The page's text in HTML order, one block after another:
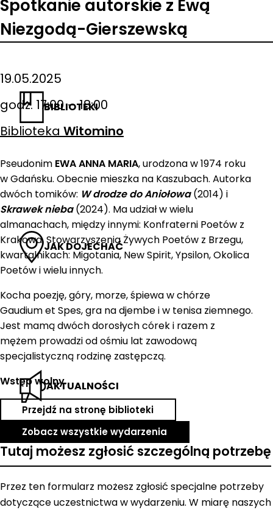
BIBLIOTEKI
JAK DOJECHAĆ
AKTUALNOŚCI
Spotkanie autorskie z Ewą
Niezgodą-Gierszewską
19.05.2025
godz. 17:00 – 18:00
Biblioteka Witomino
Pseudonim EWA ANNA MARIA, urodzona w 1974 roku
w Gdańsku. Obecnie mieszka na Kaszubach. Autorka
dwóch tomików: W drodze do Aniołowa(2014) i
Skrawek nieba(2024). Ma udział w wielu
almanachach, między innymi: Konfraterni Poetów z
Krakowa, Stowarzyszenia Żywych Poetów z Brzegu,
kwartalnikach: Migotania, New Spirit, Ypsilon, Okolica
Poetów i wielu innych.
Kocha poezję, góry, morze, śpiewa w chórze
Gaudium et Spes, gra na djembe i w tenisa ziemnego.
Jest mamą dwóch dorosłych córek i razem z
mężem prowadzi od ośmiu lat zawodową
specjalistyczną rodzinę zastępczą.
Wstęp wolny.
Przejdź na stronę biblioteki
Zobacz wszystkie wydarzenia
Tutaj możesz zgłosić szczególną potrzebę
Przez ten formularz możesz zgłosić specjalne potrzeby
dotyczące uczestnictwa w wydarzeniu. W miarę naszych